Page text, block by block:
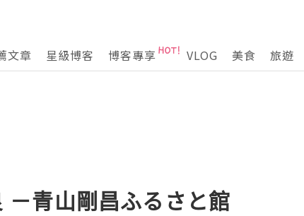
文章 星級博客 博客專享 VLOG 美食 旅遊
－青山剛昌ふるさと館